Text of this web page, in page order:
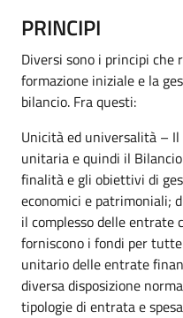
PRINCIPI
Diversi sono i principi che
formazione iniziale e la
bilancio. Fra questi:
Unicità ed universalità –
unitaria e quindi il
finalità e gli obiettivi di
economici e patrimoniali;
il complesso delle entrate
forniscono i fondi per
unitario delle entrate
diversa disposizione
tipologie di entrata e